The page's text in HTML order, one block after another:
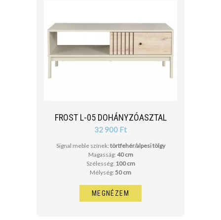
FROST L-05 DOHÁNYZÓASZTAL
32 900 Ft
Signal meble színek: törtfehér/alpesi tölgy
Magasság: 40 cm
Szélesség: 100 cm
Mélység: 50 cm
MEGNÉZEM